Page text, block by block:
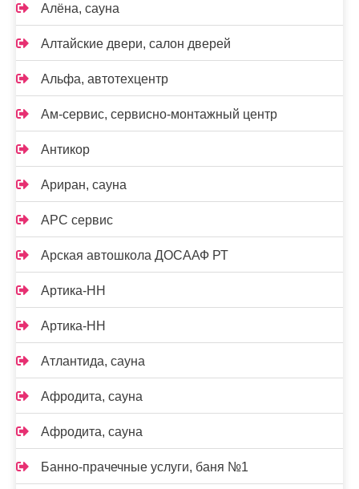
Алёна, сауна
Алтайские двери, салон дверей
Альфа, автотехцентр
Ам-сервис, сервисно-монтажный центр
Антикор
Ариран, сауна
АРС сервис
Арская автошкола ДОСААФ РТ
Артика-НН
Артика-НН
Атлантида, сауна
Афродита, сауна
Афродита, сауна
Банно-прачечные услуги, баня №1